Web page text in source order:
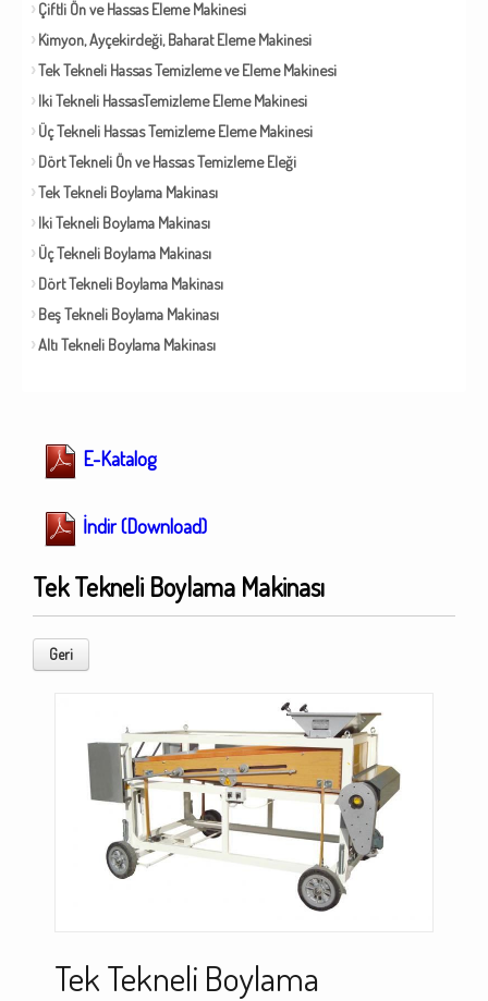
Çiftli Ön ve Hassas Eleme Makinesi
Kimyon, Ayçekirdeği, Baharat Eleme Makinesi
Tek Tekneli Hassas Temizleme ve Eleme Makinesi
Iki Tekneli HassasTemizleme Eleme Makinesi
Üç Tekneli Hassas Temizleme Eleme Makinesi
Dört Tekneli Ön ve Hassas Temizleme Eleği
Tek Tekneli Boylama Makinası
Iki Tekneli Boylama Makinası
Üç Tekneli Boylama Makinası
Dört Tekneli Boylama Makinası
Beş Tekneli Boylama Makinası
Altı Tekneli Boylama Makinası
E-Katalog
İndir (Download)
Tek Tekneli Boylama Makinası
Geri
Tek Tekneli Boylama